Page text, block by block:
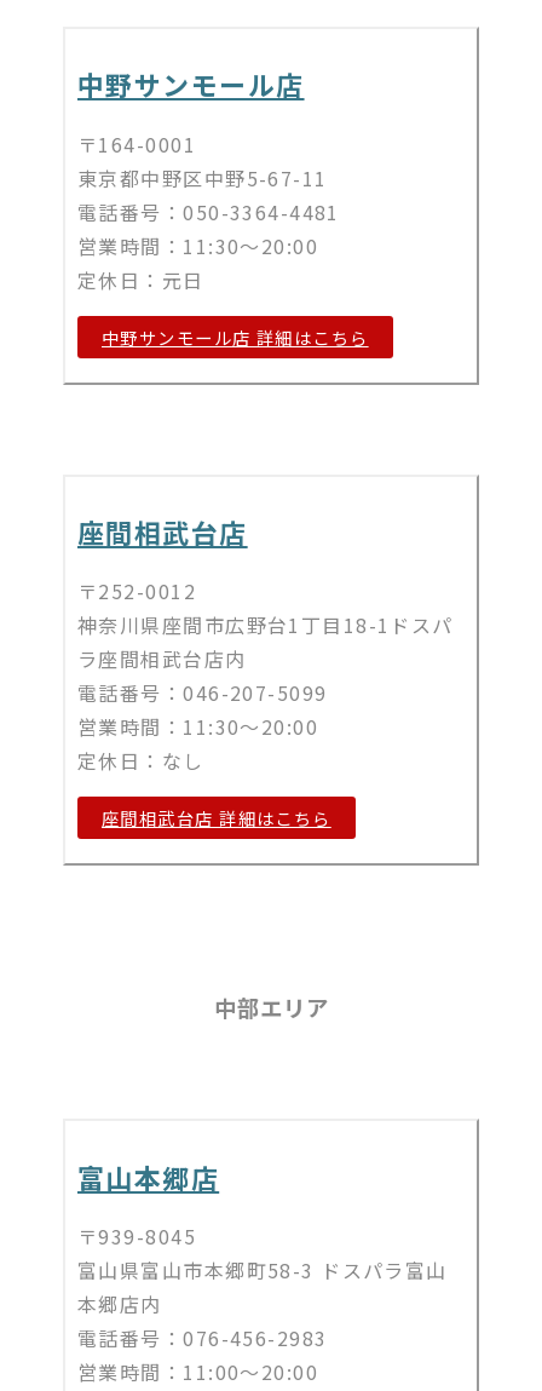
中野サンモール店
〒164-0001
東京都中野区中野5-67-11
電話番号：050-3364-4481
営業時間：11:30～20:00
定休日： 元日
中野サンモール店 詳細はこちら
座間相武台店
〒252-0012
神奈川県座間市広野台1丁目18-1ドスパ
ラ座間相武台店内
電話番号：046-207-5099
営業時間：11:30～20:00
定休日：なし
座間相武台店 詳細はこちら
中部エリア
富山本郷店
〒939-8045
富山県富山市本郷町58-3 ドスパラ富山
本郷店内
電話番号：076-456-2983
営業時間：11:00～20:00